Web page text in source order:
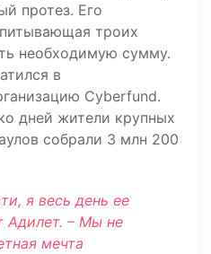
протез. Его
троих
необходимую сумму.
в
Cyberfund.
дней жители крупных
собрали 3 млн 200
я весь день ее
Адилет. – Мы не
мечта